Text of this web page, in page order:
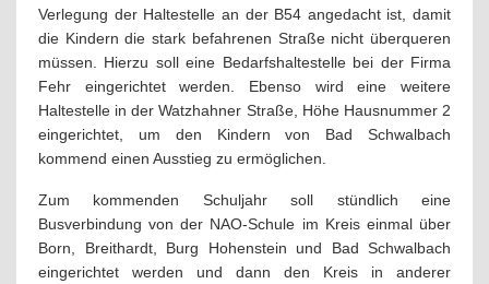
Verlegung der Haltestelle an der B54 angedacht ist, damit
die Kindern die stark befahrenen Straße nicht überqueren
müssen. Hierzu soll eine Bedarfshaltestelle bei der Firma
Fehr eingerichtet werden. Ebenso wird eine weitere
Haltestelle in der Watzhahner Straße, Höhe Hausnummer 2
eingerichtet, um den Kindern von Bad Schwalbach
kommend einen Ausstieg zu ermöglichen.
Zum kommenden Schuljahr soll stündlich eine
Busverbindung von der NAO-Schule im Kreis einmal über
Born, Breithardt, Burg Hohenstein und Bad Schwalbach
eingerichtet werden und dann den Kreis in anderer